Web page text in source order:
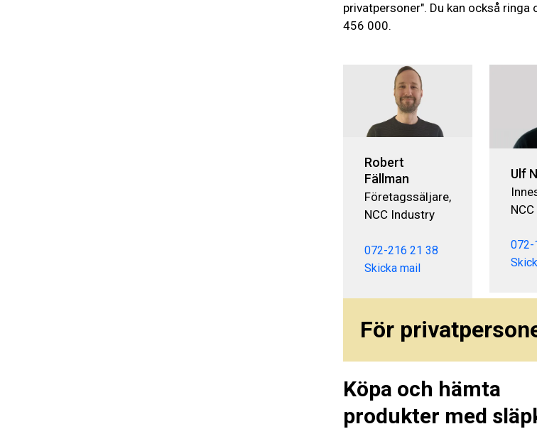
privatpersoner". Du kan också ringa
456 000.
Robert
Fällman
Företagssäljare,
NCC Industry
072-216 21 38
Skicka mail
Ulf
072-
För
Köpa och hämta
produkter med